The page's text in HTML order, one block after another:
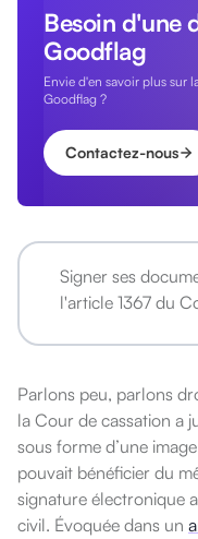
Besoin d'une
Goodflag
Envie d'en savoir plus sur
Goodflag ?
Contactez-nous
Signer ses
l'article 1367 du
Parlons peu, parlons
la Cour de cassation a
sous forme d’une
pouvait bénéficier du
signature électronique
civil. Évoquée dans un